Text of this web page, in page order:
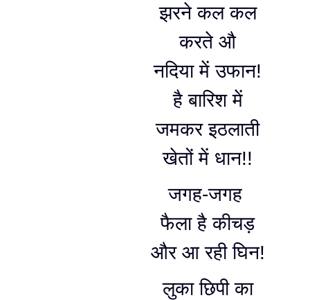
झरने कल कल
करते औ
नदिया में उफान!
है बारिश में
जमकर इठलाती
खेतों में धान!!
जगह-जगह
फैला है कीचड़
और आ रही घिन!
लुका छिपी का